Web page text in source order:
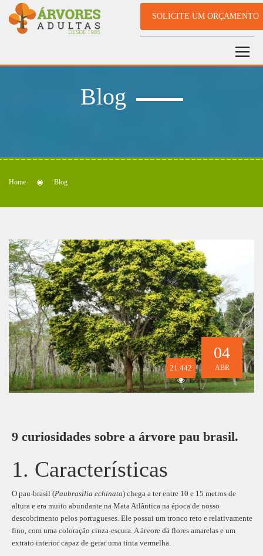
SOLICITE UM ORÇAMENTO
Blog
Home Blog
21.442
04
ABR
9 curiosidades sobre a árvore pau brasil.
1. Características
O pau-brasil (Paubrasilia echinata) chega a ter entre 10 e 15 metros de
altura e era muito abundante na Mata Atlântica na época de nosso
descobrimento pelos portugueses. Ele possui um tronco reto e relativamente
fino, com uma coloração cinza-escura. A árvore dá flores amarelas e um
extrato interior capaz de gerar uma tinta vermelha.